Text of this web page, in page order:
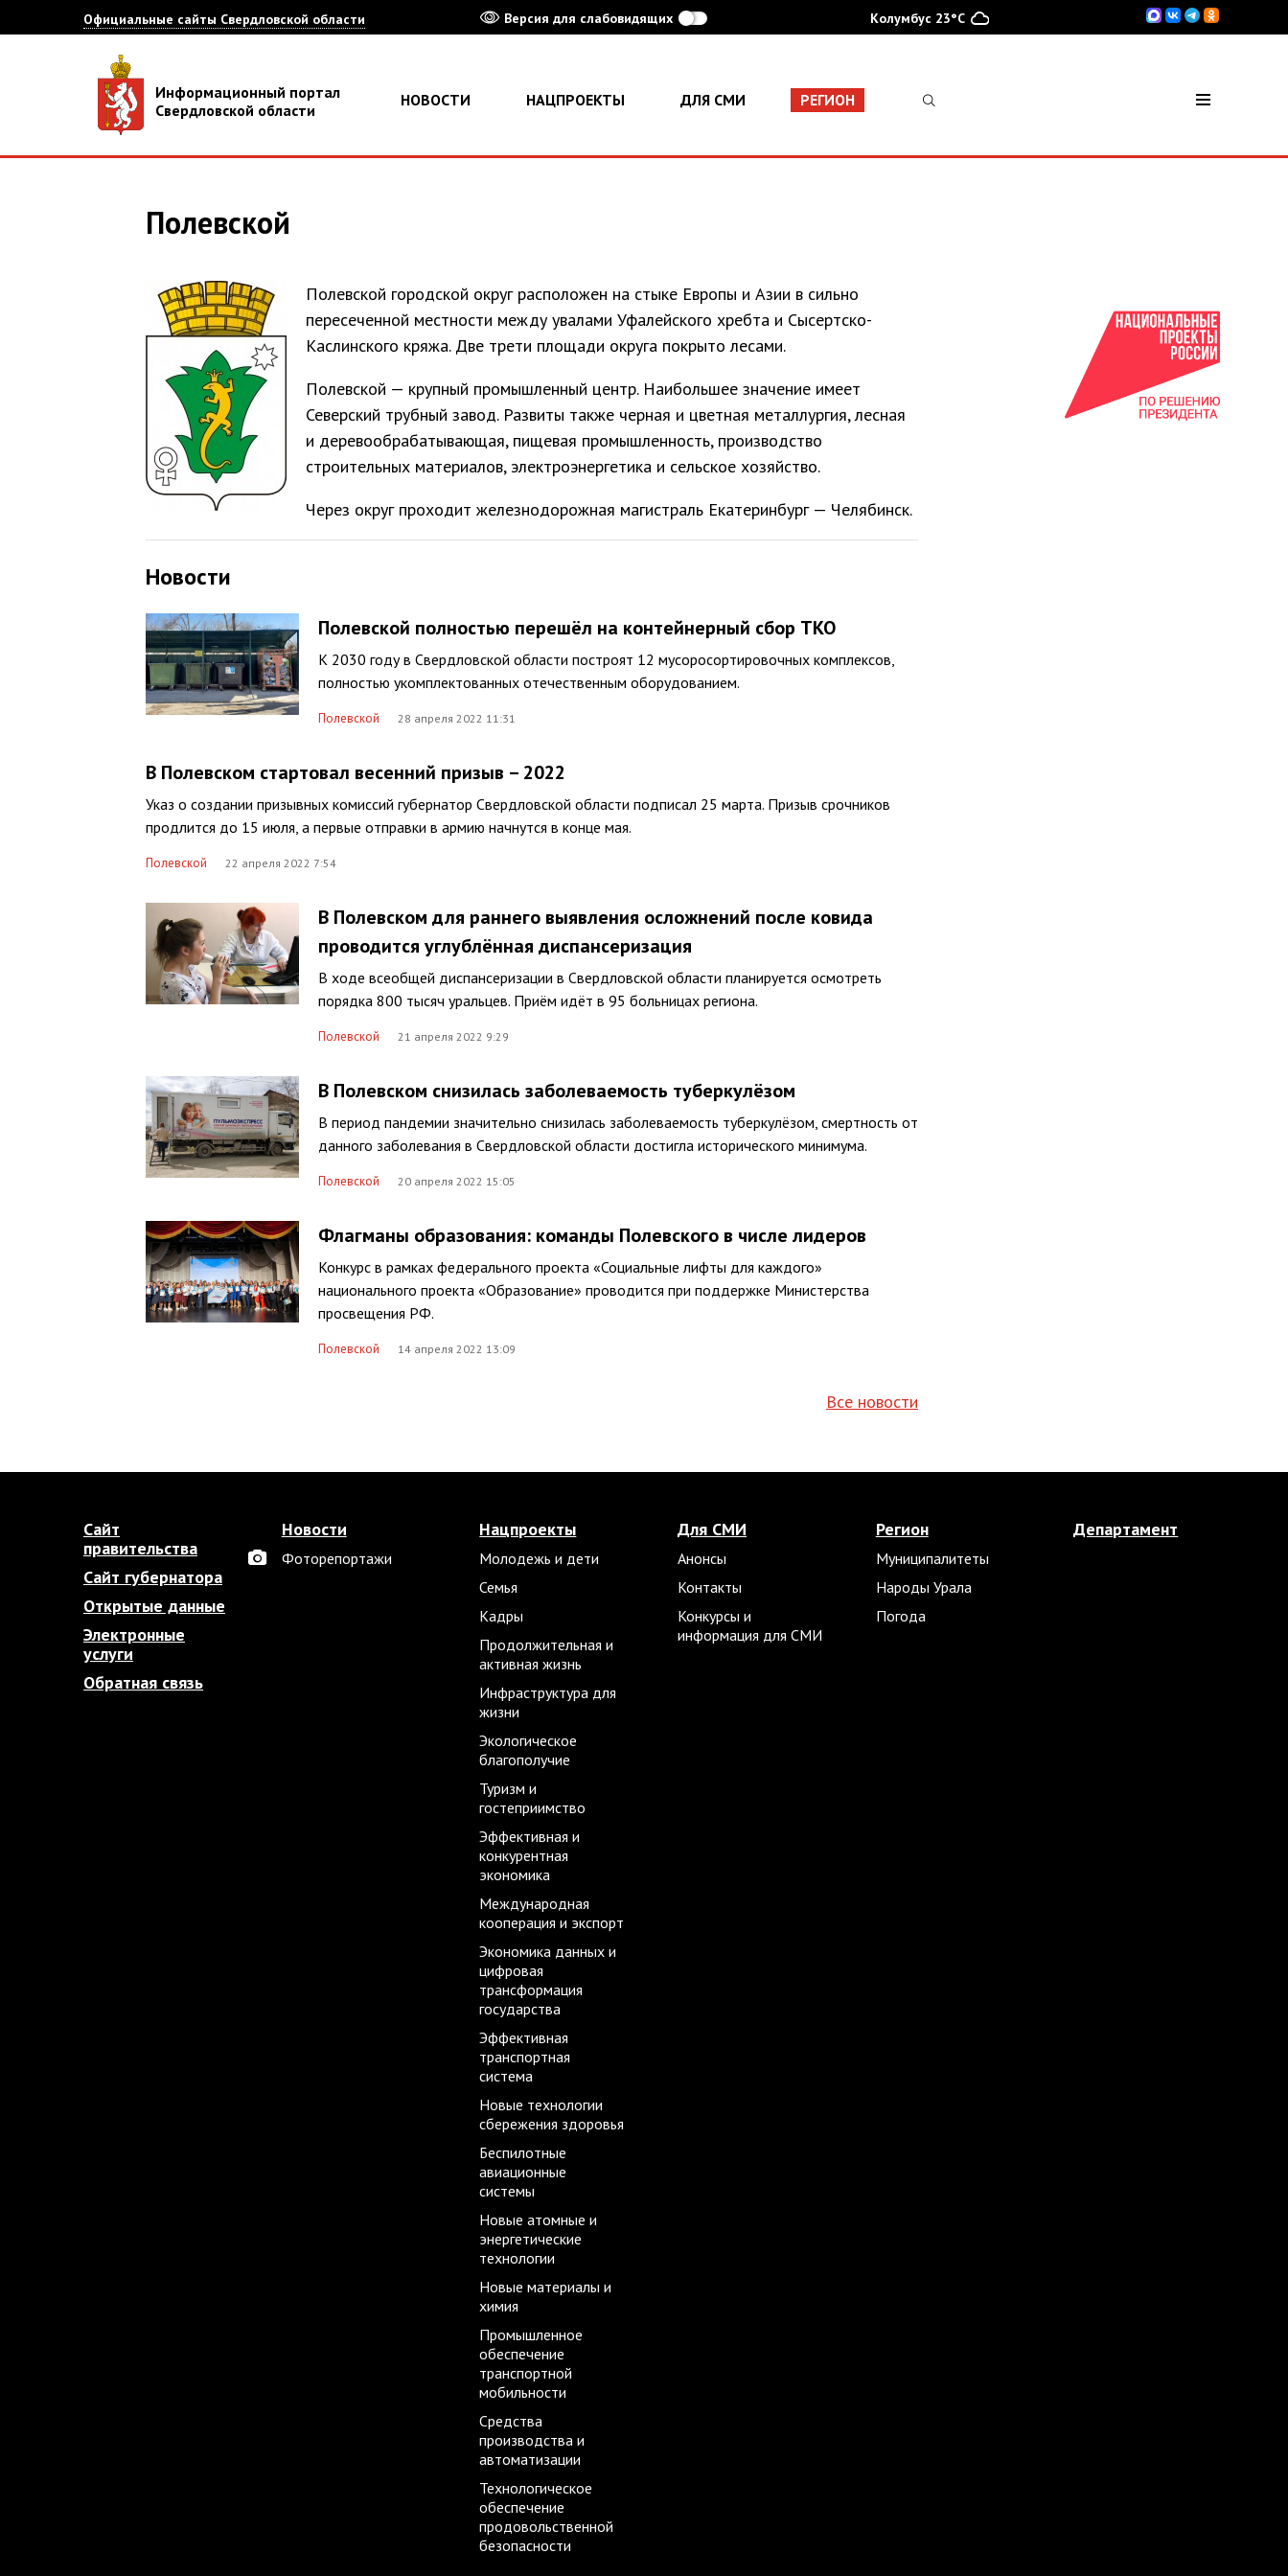
Официальные сайты Свердловской области Версия для слабовидящих Колумбус 23°C
Информационный портал
Свердловской области
НОВОСТИ НАЦПРОЕКТЫ ДЛЯ СМИ РЕГИОН
Полевской
Полевской городской округ расположен на стыке Европы и Азии в сильно
пересеченной местности между увалами Уфалейского хребта и Сысертско-
Каслинского кряжа. Две трети площади округа покрыто лесами.
Полевской — крупный промышленный центр. Наибольшее значение имеет
Северский трубный завод. Развиты также черная и цветная металлургия, лесная
и деревообрабатывающая, пищевая промышленность, производство
строительных материалов, электроэнергетика и сельское хозяйство.
Через округ проходит железнодорожная магистраль Екатеринбург — Челябинск.
Новости
Полевской полностью перешёл на контейнерный сбор ТКО
К 2030 году в Свердловской области построят 12 мусоросортировочных комплексов,
полностью укомплектованных отечественным оборудованием.
Полевской 28 апреля 2022 11:31
В Полевском стартовал весенний призыв – 2022
Указ о создании призывных комиссий губернатор Свердловской области подписал 25 марта. Призыв срочников
продлится до 15 июля, а первые отправки в армию начнутся в конце мая.
Полевской 22 апреля 2022 7:54
В Полевском для раннего выявления осложнений после ковида
проводится углублённая диспансеризация
В ходе всеобщей диспансеризации в Свердловской области планируется осмотреть
порядка 800 тысяч уральцев. Приём идёт в 95 больницах региона.
Полевской 21 апреля 2022 9:29
В Полевском снизилась заболеваемость туберкулёзом
В период пандемии значительно снизилась заболеваемость туберкулёзом, смертность от
данного заболевания в Свердловской области достигла исторического минимума.
Полевской 20 апреля 2022 15:05
Флагманы образования: команды Полевского в числе лидеров
Конкурс в рамках федерального проекта «Социальные лифты для каждого»
национального проекта «Образование» проводится при поддержке Министерства
просвещения РФ.
Полевской 14 апреля 2022 13:09
Все новости
Сайт
правительства
Сайт губернатора
Открытые данные
Электронные
услуги
Обратная связь
Новости
Фоторепортажи
Нацпроекты
Молодежь и дети
Семья
Кадры
Продолжительная и
активная жизнь
Инфраструктура для
жизни
Экологическое
благополучие
Туризм и
гостеприимство
Эффективная и
конкурентная
экономика
Международная
кооперация и экспорт
Экономика данных и
цифровая
трансформация
государства
Эффективная
транспортная
система
Новые технологии
сбережения здоровья
Беспилотные
авиационные
системы
Новые атомные и
энергетические
технологии
Новые материалы и
химия
Промышленное
обеспечение
транспортной
мобильности
Средства
производства и
автоматизации
Технологическое
обеспечение
продовольственной
безопасности
Для СМИ
Анонсы
Контакты
Конкурсы и
информация для СМИ
Регион
Муниципалитеты
Народы Урала
Погода
Департамент